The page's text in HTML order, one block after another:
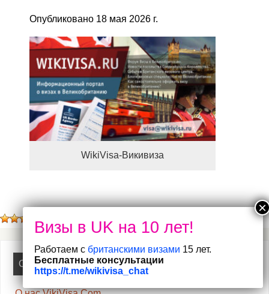
Опубликовано 18 мая 2026 г.
WikiVisa-Викивиза
оценок, среднее: 5,00
О НАС
Работаем с британскими визами 15 лет.
Бесплатные консультации
https://t.me/wikivisa_chat